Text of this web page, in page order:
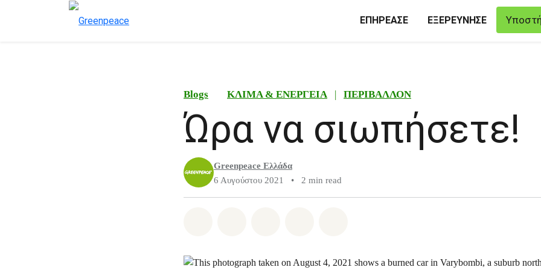
ΕΠΗΡΕΑΣΕ ΕΞΕΡΕΥΝΗΣΕ
Blogs ΚΛΙΜΑ & ΕΝΕΡΓΕΙΑ | ΠΕΡΙΒΑΛΛΟΝ
Ώρα να σιωπήσετε!
Greenpeace Ελλάδα
6 Αυγούστου 2021
• 2 min read